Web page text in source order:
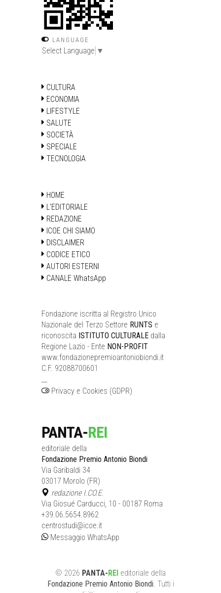
LANGUAGE
Select Language ▼
CULTURA
ECONOMIA
LIFESTYLE
SALUTE
SOCIETÀ
SPECIALE
TECNOLOGIA
HOME
L'EDITORIALE
REDAZIONE
ICOE CHI SIAMO
DISCLAIMER
CODICE ETICO
AUTORI ESTERNI
CANALE WhatsApp
Fondazione iscritta al Registro Unico
Nazionale del Terzo Settore RUNTS e
riconoscita ISTITUTO CULTURALE dalla
Regione Lazio - Ente NON-PROFIT
www.fondazionepremioantoniobiondi.it
C.F. 92088700601
Privacy e Cookies (GDPR)
PANTA-REI
editoriale della
Fondazione Premio Antonio Biondi
Via Garibaldi 34
03017 Morolo (FR)
redazione I.CO.E.
Via Giosué Carducci, 10 - 00187 Roma
+39.06.5654.8962
centrostudi@icoe.it
Messaggio WhatsApp
© 2026 PANTA-REI editoriale della
Fondazione Premio Antonio Biondi . Tutti i